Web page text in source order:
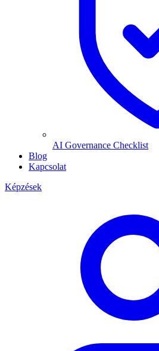
AI Governance Checklist
Blog
Kapcsolat
Képzések